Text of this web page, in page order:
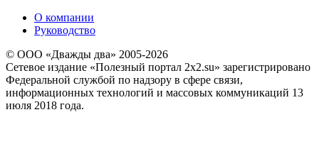
О компании
Руководство
© ООО «Дважды два» 2005-2026
Сетевое издание «Полезный портал 2x2.su» зарегистрировано
Федеральной службой по надзору в сфере связи,
информационных технологий и массовых коммуникаций 13
июля 2018 года.